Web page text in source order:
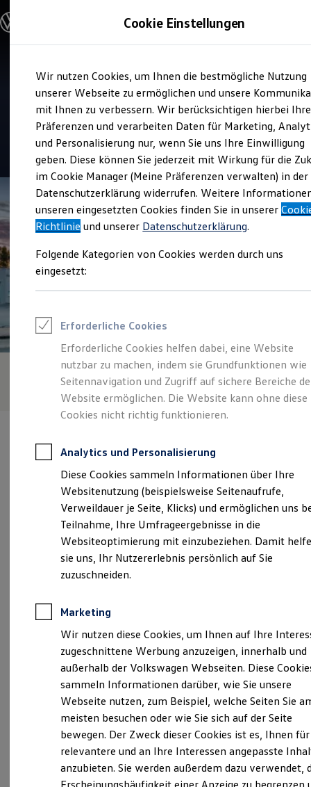
Hauptinhalt
springen
Footer
springen
Modelle und Konfigurator
Modelle vergleichen
Elektroautos
ENERGY Sondermodelle
Nutzfahrzeuge
SUV und CUV
Familienautos
Kombis
Kompaktwagen
Sportwagen
Schnell verfügbare Fahrzeuge
Angebote und Produkte
Aktuelle Angebote
E-Auto-Förderung
Volkswagen Marktplatz
Junge Gebrauchtwagen und Gebrauchtwagen
Volkswagen Zertifizierte Gebrauchtwagen
Zubehör- und Serviceangebote
Leasing
Leasing-Angebote
Gebrauchtwagen Leasing
Junge Gebrauchtwagen-Leasing
Elektroauto Leasing
Kleinwagen-Leasing
Leasing ohne Anzahlung
Finanzierung
Kfz-Versicherung
Restschuldversicherungen
Garantien
Wartungsverträge
Geschäftskunden
Professional Class bei Volkswagen
Großkunden
Behörden
Direktkunden
Sonderfahrzeuge
Anpfiff zum Gewinn
Elektroautos
ID. Tutorials
Elektrofahrzeugkonzepte
Reichweite
Reichweite der ID. Modelle
Reichweite im Winter
Laden
Laden unterwegs
Laden Zuhause
Ladestationen finden
Ladezeitensimulator
Batterie
Sicherheit
Verkauf und Service
Volkswagen Zentrum
Bergisch Gladbach
4.8|631 Bewertungen
GmbH & Co. KG (Impressum & Rechtliches)
Gladbach
info@steingruppe.de
+49 2202 955720
Montag-Freitag 08:30-18:30 Uhr
Samstag
-13:00 Uhr
Sonntag
Geschlossen
Cookie Einstellungen
Wir nutzen Cookies, um Ihnen die bestmögliche Nutzung
unserer Webseite zu ermöglichen und unsere
mit Ihnen zu verbessern. Wir berücksichtigen hierbei Ihre
Präferenzen und verarbeiten Daten für Marketing,
und Personalisierung nur, wenn Sie uns Ihre Einwilligung
geben. Diese können Sie jederzeit mit Wirkung für die
im Cookie Manager (Meine Präferenzen verwalten) in der
Datenschutzerklärung widerrufen. Weitere
unseren eingesetzten Cookies finden Sie in unserer
Richtlinie und unserer Datenschutzerklärung.
Folgende Kategorien von Cookies werden durch uns
eingesetzt:
Erforderliche Cookies
Erforderliche Cookies helfen dabei, eine Website
nutzbar zu machen, indem sie Grundfunktionen wie
Seitennavigation und Zugriff auf sichere Bereiche
Website ermöglichen. Die Website kann ohne diese
Cookies nicht richtig funktionieren.
Analytics und Personalisierung
Diese Cookies sammeln Informationen über Ihre
Websitenutzung (beispielsweise Seitenaufrufe,
Verweildauer je Seite, Klicks) und ermöglichen uns
Teilnahme, Ihre Umfrageergebnisse in die
Websiteoptimierung mit einzubeziehen. Damit
sie uns, Ihr Nutzererlebnis persönlich auf Sie
zuzuschneiden.
Marketing
Wir nutzen diese Cookies, um Ihnen auf Ihre
zugeschnittene Werbung anzuzeigen, innerhalb und
außerhalb der Volkswagen Webseiten. Diese
sammeln Informationen darüber, wie Sie unsere
Webseite nutzen, zum Beispiel, welche Seiten Sie
meisten besuchen oder wie Sie sich auf der Seite
bewegen. Der Zweck dieser Cookies ist es, Ihnen für
relevantere und an Ihre Interessen angepasste
anzubieten. Sie werden außerdem dazu verwendet,
Erscheinungshäufigkeit einer Anzeige zu begrenzen